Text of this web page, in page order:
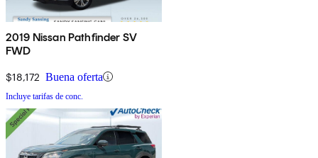
2019 Nissan Pathfinder SV
FWD
$18,172 Buena oferta
Incluye tarifas de conc.